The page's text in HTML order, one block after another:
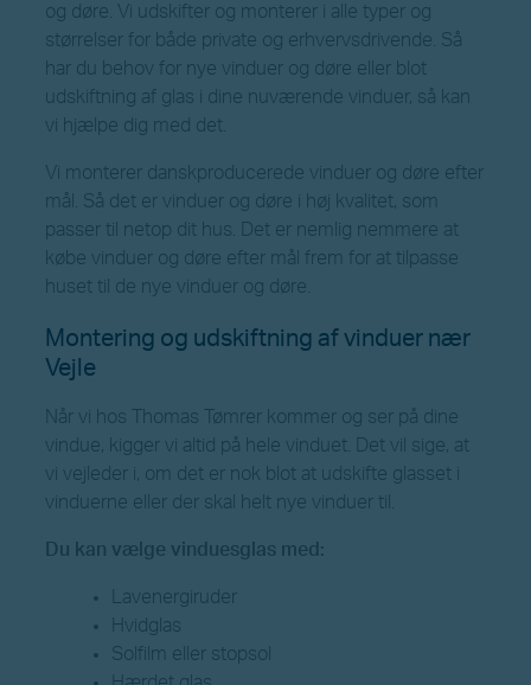
og døre. Vi udskifter og monterer i alle typer og
størrelser for både private og erhvervsdrivende. Så
har du behov for nye vinduer og døre eller blot
udskiftning af glas i dine nuværende vinduer, så kan
vi hjælpe dig med det.
Vi monterer danskproducerede vinduer og døre efter
mål. Så det er vinduer og døre i høj kvalitet, som
passer til netop dit hus. Det er nemlig nemmere at
købe vinduer og døre efter mål frem for at tilpasse
huset til de nye vinduer og døre.
Montering og udskiftning af vinduer nær
Vejle
Når vi hos Thomas Tømrer kommer og ser på dine
vindue, kigger vi altid på hele vinduet. Det vil sige, at
vi vejleder i, om det er nok blot at udskifte glasset i
vinduerne eller der skal helt nye vinduer til.
Du kan vælge vinduesglas med:
Lavenergiruder
Hvidglas
Solfilm eller stopsol